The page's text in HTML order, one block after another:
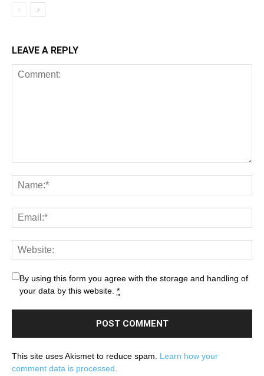
LEAVE A REPLY
By using this form you agree with the storage and handling of
your data by this website. *
This site uses Akismet to reduce spam. Learn how your
comment data is processed